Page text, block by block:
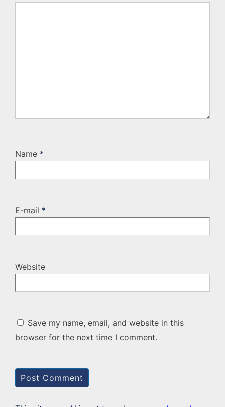
Name *
E-mail *
Website
Save my name, email, and website in this
browser for the next time I comment.